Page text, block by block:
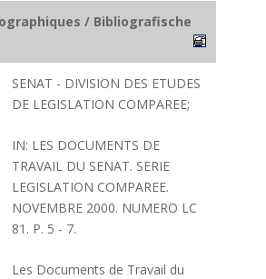
/ Bibliografische
SENAT - DIVISION DES ETUDES
DE LEGISLATION COMPAREE;
IN: LES DOCUMENTS DE
TRAVAIL DU SENAT. SERIE
LEGISLATION COMPAREE.
NOVEMBRE 2000. NUMERO LC
81. P. 5 - 7.
Les Documents de Travail du